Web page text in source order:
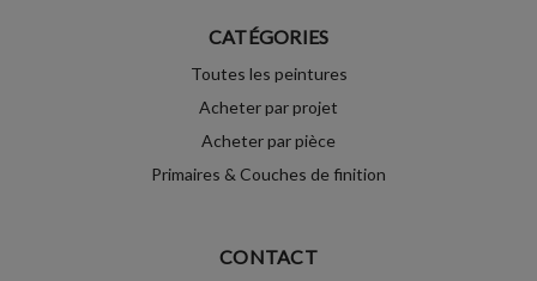
CATÉGORIES
Toutes les peintures
Acheter par projet
Acheter par pièce
Primaires & Couches de finition
CONTACT